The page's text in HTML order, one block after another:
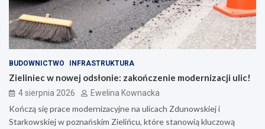
BUDOWNICTWO INFRASTRUKTURA
Zieliniec w nowej odsłonie: zakończenie modernizacji ulic!
4 sierpnia 2026 Ewelina Kownacka
Kończą się prace modernizacyjne na ulicach Zdunowskiej i
Starkowskiej w poznańskim Zielińcu, które stanowią kluczową